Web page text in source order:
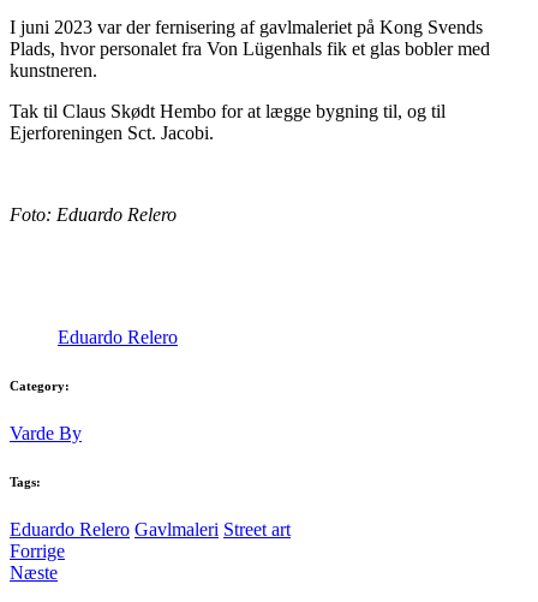
I juni 2023 var der fernisering af gavlmaleriet på Kong Svends
Plads, hvor personalet fra Von Lügenhals fik et glas bobler med
kunstneren.
Tak til Claus Skødt Hembo for at lægge bygning til, og til
Ejerforeningen Sct. Jacobi.
Foto: Eduardo Relero
Eduardo Relero
Category:
Varde By
Tags:
Eduardo Relero Gavlmaleri Street art
Forrige
Næste